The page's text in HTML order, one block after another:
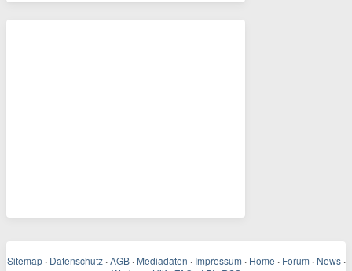
Sitemap · Datenschutz · AGB · Mediadaten · Impressum · Home · Forum · News ·